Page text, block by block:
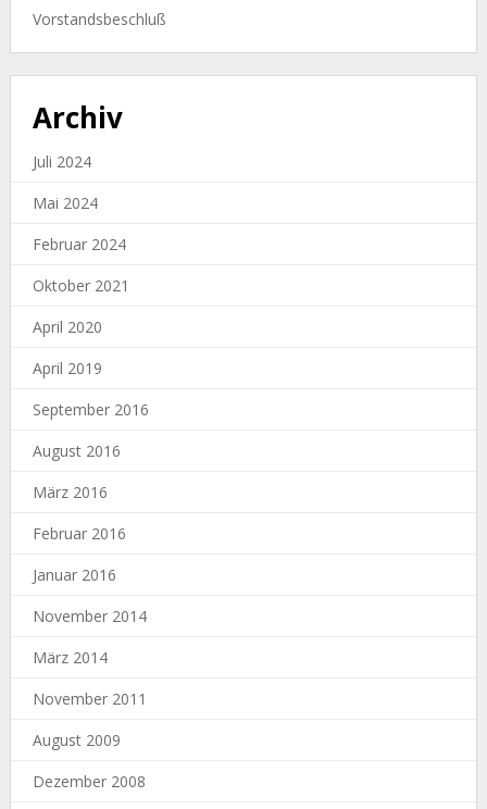
Vorstandsbeschluß
Archiv
Juli 2024
Mai 2024
Februar 2024
Oktober 2021
April 2020
April 2019
September 2016
August 2016
März 2016
Februar 2016
Januar 2016
November 2014
März 2014
November 2011
August 2009
Dezember 2008